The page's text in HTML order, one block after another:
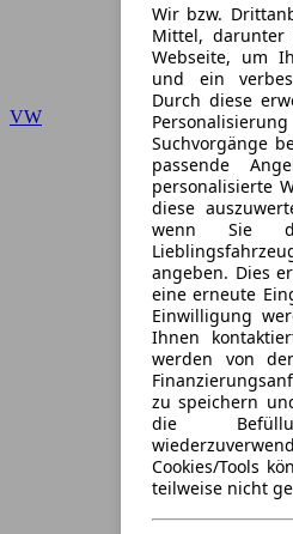
VW
Wir bzw.
Mittel, darunter
Webseite, um
und ein
Durch diese
Suchvorgänge
passende
personalisierte
diese
wenn Sie
angeben. Dies
eine erneute
Einwilligung
Ihnen
werden von
zu speichern
die
Cookies/Tools
teilweise nicht